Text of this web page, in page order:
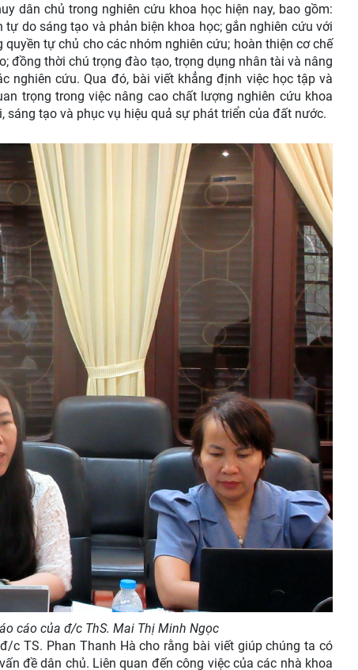
dân chủ trong nghiên cứu khoa học hiện nay, bao gồm:
do sáng tạo và phản biện khoa học; gắn nghiên cứu với
tự chủ cho các nhóm nghiên cứu; hoàn thiện cơ chế
đồng thời chú trọng đào tạo, trọng dụng nhân tài và nâng
nghiên cứu. Qua đó, bài viết khẳng định việc học tập và
trọng trong việc nâng cao chất lượng nghiên cứu khoa
tạo và phục vụ hiệu quả sự phát triển của đất nước.
cáo của đ/c ThS. Mai Thị Minh Ngọc
c TS. Phan Thanh Hà cho rằng bài viết giúp chúng ta có
đề dân chủ. Liên quan đến công việc của các nhà khoa